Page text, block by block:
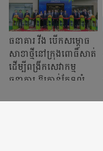
ធនាគារ វីង បើកសម្ពោធ
សាខាថ្មីនៅក្រុងពោធិ៍សាត់
ដើម្បីពង្រីកសេវាកម្ម
ធនាគារ ឱ្យកាន់តែទូលំ